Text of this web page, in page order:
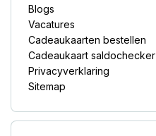
Blogs
Vacatures
Cadeaukaarten bestellen
Cadeaukaart saldochecker
Privacyverklaring
Sitemap